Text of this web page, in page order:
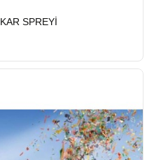
HIZLI
GÖNDERİ
KAR SPREYİ